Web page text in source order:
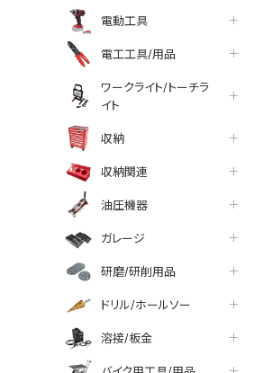
電動工具
電工工具/用品
ワークライト/トーチラ
イト
収納
収納関連
油圧機器
ガレージ
研磨/研削用品
ドリル/ホールソー
溶接/板金
facebook
line